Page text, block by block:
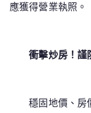
應獲得營業執照。
衝擊炒房！謹
穩固地價、房價